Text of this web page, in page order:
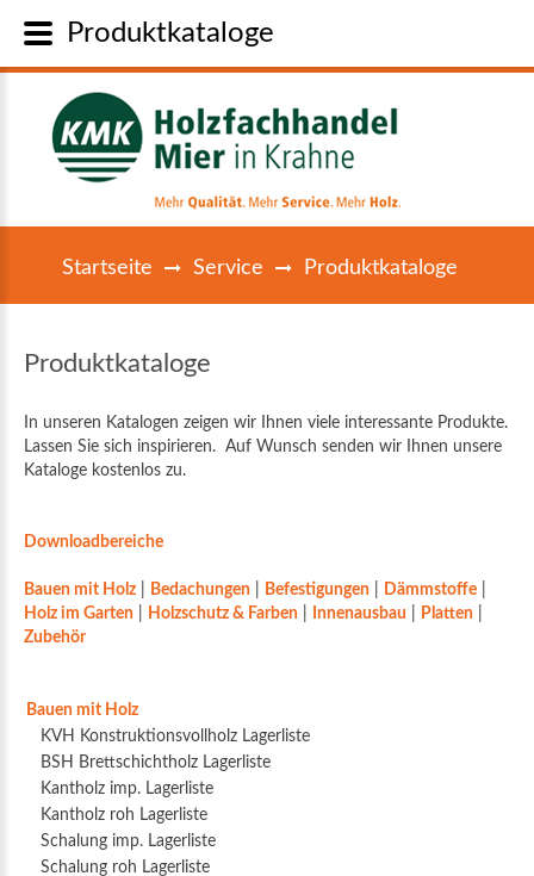
Startseite Service Produktkataloge
Produktkataloge
In unseren Katalogen zeigen wir Ihnen viele interessante Produkte.
Lassen Sie sich inspirieren. Auf Wunsch senden wir Ihnen unsere
Kataloge kostenlos zu.
Downloadbereiche
Bauen mit Holz Bedachungen Befestigungen Dämmstoffe
Holz im Garten
Holzschutz & Farben Innenausbau Platten
Zubehör
Bauen mit Holz
KVH Konstruktionsvollholz Lagerliste
BSH Brettschichtholz Lagerliste
Kantholz imp. Lagerliste
Kantholz roh Lagerliste
Schalung imp. Lagerliste
Schalung roh Lagerliste
Produktkataloge